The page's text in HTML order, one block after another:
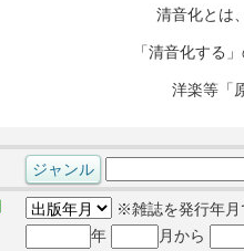
清音化とは
「清音化する
洋楽等「
※雑誌を発行年月
年
月から